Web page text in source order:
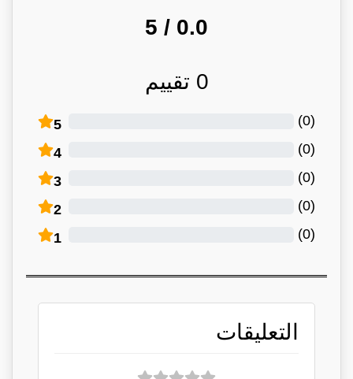
0.0
/ 5
0 تقييم
5 (
0
)
4 (
0
)
3 (
0
)
2 (
0
)
1 (
0
)
التعليقات